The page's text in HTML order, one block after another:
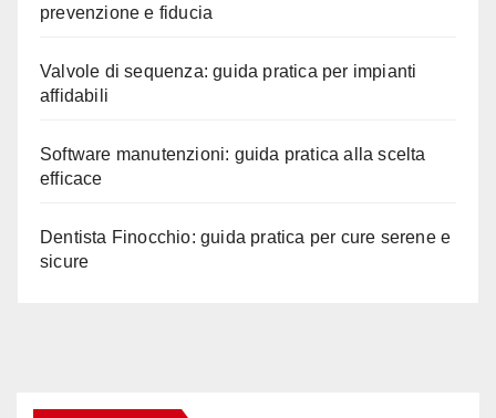
prevenzione e fiducia
Valvole di sequenza: guida pratica per impianti
affidabili
Software manutenzioni: guida pratica alla scelta
efficace
Dentista Finocchio: guida pratica per cure serene e
sicure